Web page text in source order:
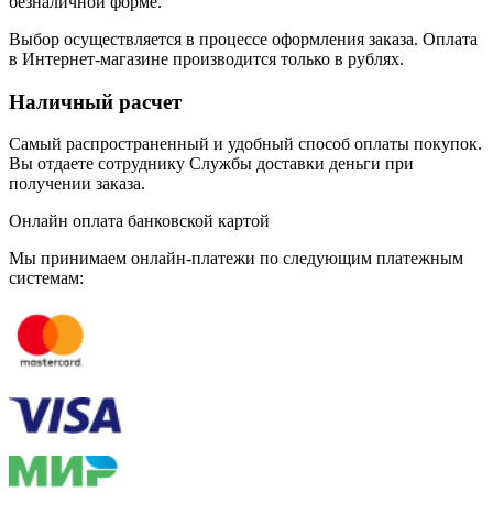
Выбор осуществляется в процессе оформления заказа. Оплата
в Интернет-магазине производится только в рублях.
Наличный расчет
Самый распространенный и удобный способ оплаты покупок.
Вы отдаете сотруднику Службы доставки деньги при
получении заказа.
Онлайн оплата банковской картой
Мы принимаем онлайн-платежи по cледующим платежным
системам: